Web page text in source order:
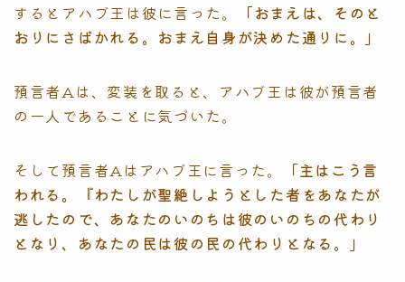
するとアハブ王は彼に言った。
「おまえは、そのと
おりにさばかれる。おまえ自身が決めた通りに。」
預言者Aは、変装を取ると、アハブ王は彼が預言者
の一人であることに気づいた。
そして預言者Aはアハブ王に言った。
「主はこう言
われる。『わたしが聖絶しようとした者をあなたが
逃したので、あなたのいのちは彼のいのちの代わり
となり、あなたの民は彼の民の代わりとなる。」